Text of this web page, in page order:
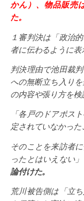
かん）、物品販売
た。
１審判決は「政治
者に伝わるように表
判決理由で池田裁
への無断立ち入り
の内容や張り方を検
「各戸のドアポス
定されていなかった
そのことを来訪者
ったとはいえない」
論付けた。
荒川被告側は「立